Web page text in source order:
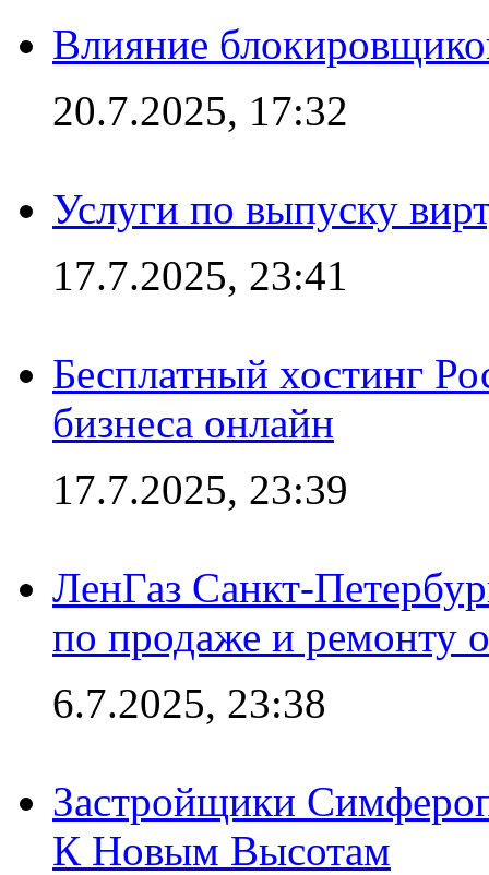
Влияние
20.7.2025, 17:32
Услуги по выпуску
17.7.2025, 23:41
Бесплатный хостинг
бизнеса онлайн
17.7.2025, 23:39
ЛенГаз Санкт-
по продаже и ремонту
6.7.2025, 23:38
Застройщики
К Новым Высотам